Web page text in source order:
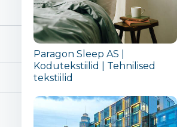
Paragon Sleep AS |
Kodutekstiilid | Tehnilised
tekstiilid